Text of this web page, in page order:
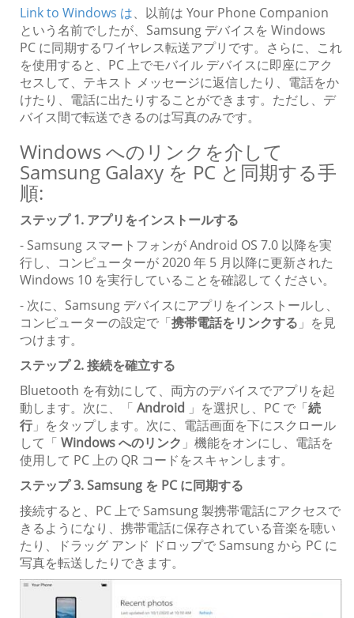
Link to Windows は、以前は Your Phone Companion
という名前でしたが、Samsung デバイスを Windows
PC に同期するワイヤレス転送アプリです。さらに、これ
を使用すると、PC 上でモバイル デバイスに即座にアク
セスして、テキスト メッセージに返信したり、電話をか
けたり、電話に出たりすることができます。ただし、デ
バイス間で転送できるのは写真のみです。
Windows へのリンクを介して
Samsung Galaxy を PC と同期する手
順:
ステップ 1. アプリをインストールする
- Samsung スマートフォンが Android OS 7.0 以降を実
行し、コンピューターが 2020 年 5 月以降に更新された
Windows 10 を実行していることを確認してください。
- 次に、Samsung デバイスにアプリをインストールし、
コンピューターの設定で「携帯電話をリンクする 」を見
つけます。
ステップ 2. 接続を確立する
Bluetooth を有効にして、両方のデバイスでアプリを起
動します。次に、「 Android 」を選択し、PC で「続
行」をタップします。次に、電話画面を下にスクロール
して「 Windows へのリンク 」機能をオンにし、電話を
使用して PC 上の QR コードをスキャンします。
ステップ 3. Samsung を PC に同期する
接続すると、PC 上で Samsung 製携帯電話にアクセスで
きるようになり、携帯電話に保存されている音楽を聴い
たり、ドラッグ アンド ドロップで Samsung から PC に
写真を転送したりできます。